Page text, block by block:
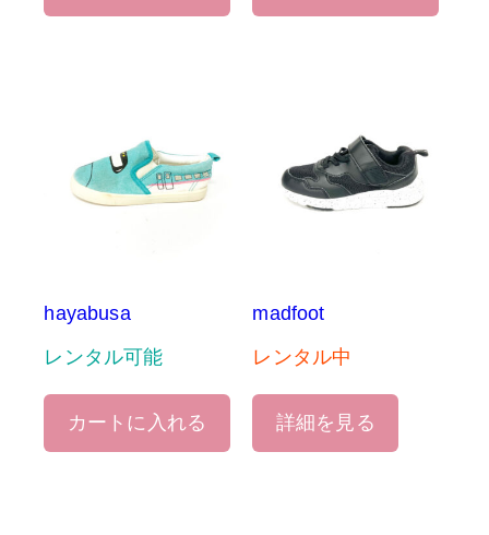
hayabusa
レンタル可能
カートに入れる
madfoot
レンタル中
詳細を見る